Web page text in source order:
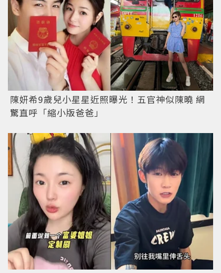
陳妍希9歲兒小星星近照曝光！五官神似陳曉 網
驚直呼「縮小版爸爸」